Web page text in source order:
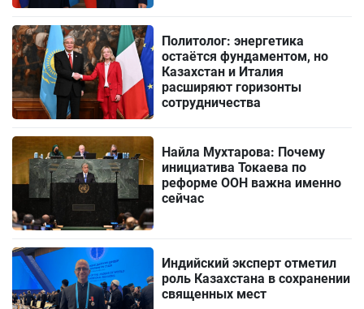
Политолог: энергетика
остаётся фундаментом, но
Казахстан и Италия
расширяют горизонты
сотрудничества
Найла Мухтарова: Почему
инициатива Токаева по
реформе ООН важна именно
сейчас
Индийский эксперт отметил
роль Казахстана в сохранении
священных мест